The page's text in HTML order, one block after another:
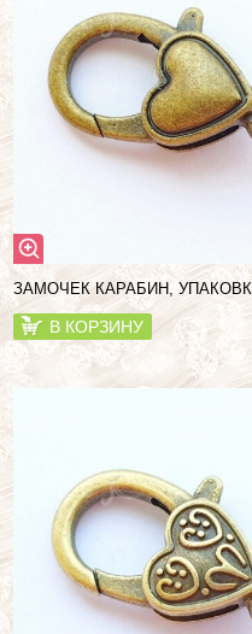
ЗАМОЧЕК КАРАБИН,
В КОРЗИНУ